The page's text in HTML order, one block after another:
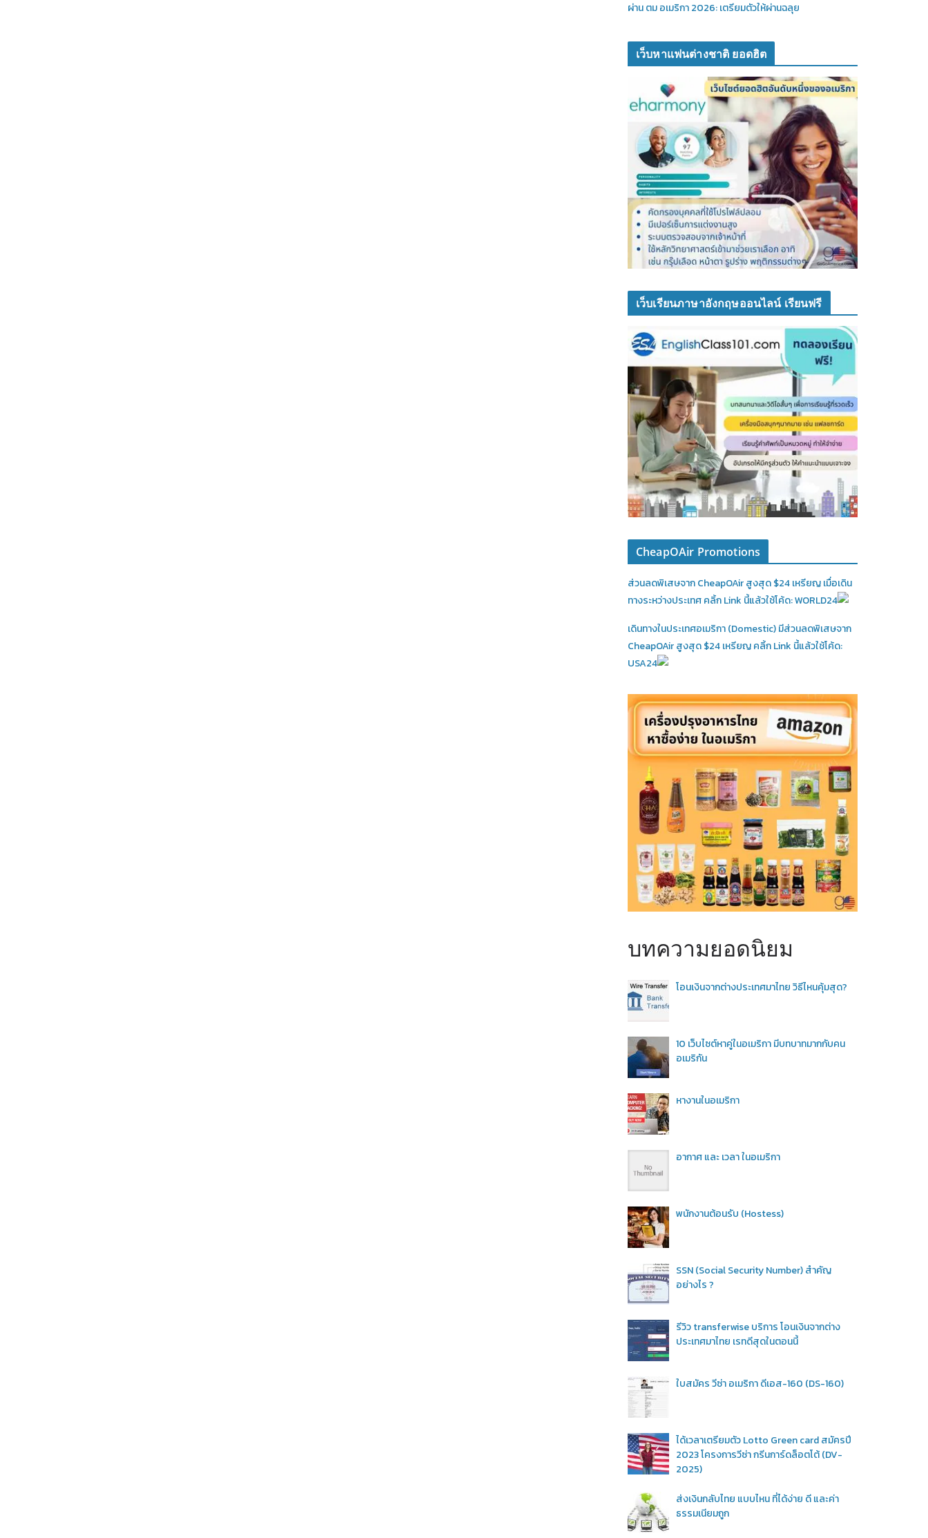
ผ่าน ตม อเมริกา 2026: เตรียมตัวให้ผ่านฉลุย
เว็บหาแฟนต่างชาติ ยอดฮิต
เว็บเรียนภาษาอังกฤษออนไลน์ เรียนฟรี
CheapOAir Promotions
ส่วนลดพิเสษจาก CheapOAir สูงสุด $24 เหรียญ เมื่อเดิน
ทางระหว่างประเทศ คลิ้ก Link นี้แล้วใช้โค้ด: WORLD24
เดินทางในประเทศอเมริกา (Domestic)มีส่วนลดพิเสษจาก
CheapOAir สูงสุด $24 เหรียญ คลิ้ก Link นี้แล้วใช้โค้ด:
USA24
บทความยอดนิยม
โอนเงินจากต่างประเทศมาไทย วิธีไหนคุ้มสุด?
10 เว็บไซต์หาคู่ในอเมริกา มีบทบาทมากกับคน
อเมริกัน
หางานในอเมริกา
อากาศ และ เวลา ในอเมริกา
พนักงานต้อนรับ (Hostess)
SSN (Social Security Number) สำคัญ
อย่างไร ?
รีวิว transferwise บริการ โอนเงินจากต่าง
ประเทศมาไทย เรทดีสุดในตอนนี้
ใบสมัคร วีซ่า อเมริกา ดีเอส-160 (DS-160)
ได้เวลาเตรียมตัว Lotto Green card สมัครปี
2023 โครงการวีซ่า กรีนการ์ดล็อตโต้ (DV-
2025)
ส่งเงินกลับไทย แบบไหน ที่ได้ง่าย ดี และค่า
ธรรมเนียมถูก